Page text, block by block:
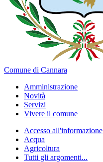
Comune di Cannara
Amministrazione
Novità
Servizi
Vivere il comune
Accesso all'informazione
Acqua
Agricoltura
Tutti gli argomenti...